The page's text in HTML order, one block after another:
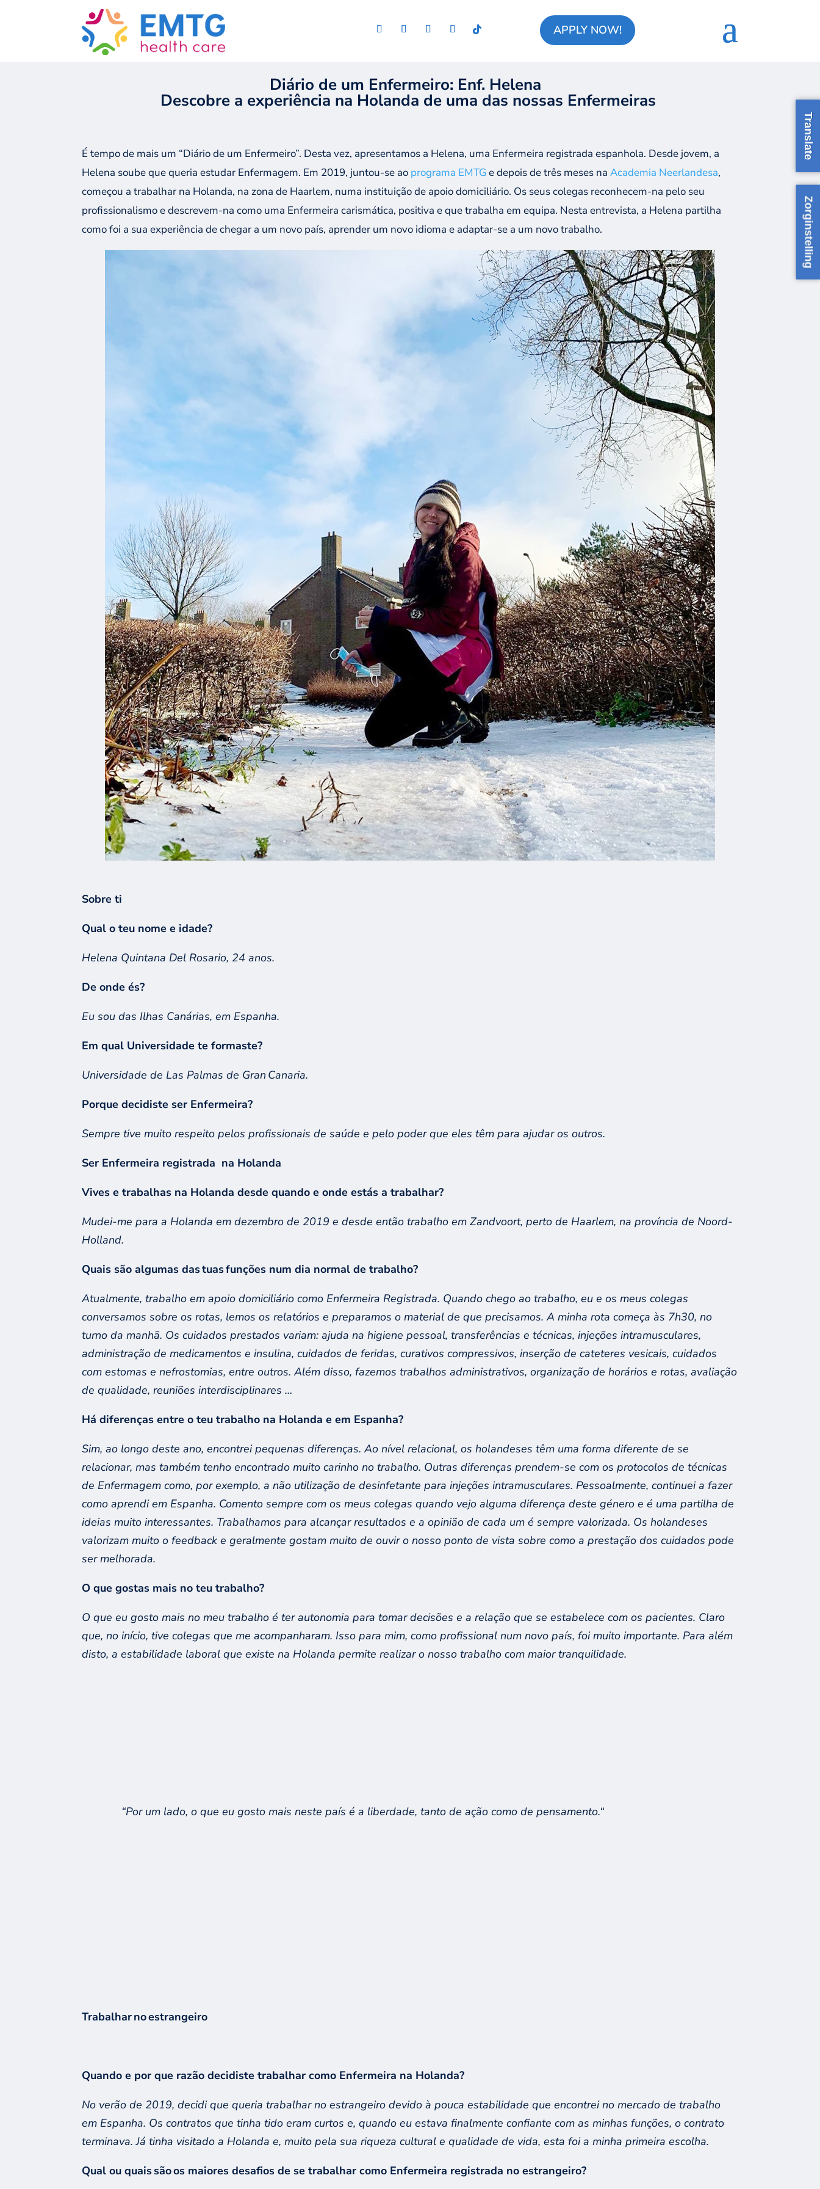
APPLY NOW!
Zorginstelling
GO BACK
Diário de um Enfermeiro: Enf. Helena
Descobre a experiência na Holanda de uma das nossas Enfermeiras
Étempode mais um “Diário de um Enfermeiro”. Desta vez, apresentamos a Helena, uma Enfermeira registrada espanhola. Desde jovem, a
Helena soubeque queria estudar Enfermagem. Em 2019, juntou-se ao programa EMTG e depoisdetrês meses naAcademia Neerlandesa,
começou a trabalhar na Holanda, na zona de Haarlem, numa instituição de apoio domiciliário. Os seus colegas reconhecem-na pelo seu
profissionalismo edescrevem-nacomo uma Enfermeira carismática, positiva eque trabalha em equipa. Nesta entrevista, a Helena partilha
como foi a sua experiência dechegar a um novo país, aprender um novo idioma e adaptar-se a um novo trabalho.
Sobre ti
Qual o teu nome e idade?
Helena Quintana Del Rosario, 24anos.
De onde és?
Eusou das Ilhas Canárias, em Espanha.
Em qual Universidade te formaste?
Universidade de Las Palmas de Gran Canaria.
Porque decidiste ser Enfermeira?
Sempre tive muito respeito pelos profissionais de saúde e pelo poder que eles têm para ajudar os outros.
Ser Enfermeira registrada na Holanda
Vives e trabalhas na Holanda desde quando e onde estás a trabalhar?
Mudei-me para a Holanda em dezembro de 2019 e desde então trabalho emZandvoort,perto de Haarlem, na província de Noord-
Holland.
Quais são algumas das tuas funções num dia normal de trabalho?
Atualmente, trabalho em apoio domiciliáriocomo Enfermeira Registrada. Quando chego aotrabalho,eu e os meus colegas
conversamos sobre os rotas, lemos os relatórios e preparamos o material de que precisamos.A minha rotacomeça às 7h30, no
turno da manhã. Os cuidados prestados variam: ajuda na higiene pessoal, transferências e técnicas, injeções intramusculares,
administração de medicamentos e insulina, cuidadosde feridas, curativos compressivos, inserção de cateteres vesicais, cuidados
com estomas e nefrostomias, entre outros. Além disso, fazemos trabalhos administrativos, organização de horários e rotas, avaliação
de qualidade, reuniões interdisciplinares …
Há diferenças entre o teu trabalho na Holanda e em Espanha?
Sim, ao longo deste ano, encontrei pequenas diferenças.Ao nível relacional, os holandeses têm uma forma diferente de se
relacionar, mas também tenho encontrado muito carinho no trabalho. Outras diferençasprendem-se comos protocolos de técnicas
de Enfermagem como, por exemplo,a não utilização de desinfetante para injeções intramusculares. Pessoalmente, continueia fazer
como aprendiem Espanha. Comento sempre com os meus colegas quando vejo alguma diferença deste género e é uma partilha de
ideias muito interessantes. Trabalhamos para alcançar resultados e a opiniãode cada umé sempre valorizada. Os holandeses
valorizam muito o feedbacke geralmente gostam muito de ouviro nosso ponto de vista sobre comoa prestação dos cuidadospode
ser melhorada.
O que gostas mais no teu trabalho?
O que eu gostomaisno meu trabalho éter autonomia para tomar decisões e a relação que seestabelece comos pacientes. Claro
que, no início, tive colegas que me acompanharam. Isso para mim, como profissional num novo país, foi muito importante. Para além
disto, a estabilidade laboral que existe na Holandapermite realizar onossotrabalho com maior tranquilidade.
“Por um lado, oqueeugostomaisneste país é a liberdade, tanto de ação como de pensamento.“
Trabalharnoestrangeiro
Quando e por que razão decidiste trabalhar como Enfermeira na Holanda?
No verão de 2019, decidique queria trabalhar no estrangeiro devido à pouca estabilidadeque encontrei no mercado de trabalho
em Espanha. Os contratos que tinha tido eram curtos e, quando eu estava finalmente confiante com as minhas funções, o contrato
terminava. Já tinha visitado a Holanda e,muito pela suariqueza cultural e qualidade de vida,esta foi a minha primeira escolha.
Qual ou quais são os maiores desafios de se trabalhar como Enfermeira registrada no estrangeiro?
Translate